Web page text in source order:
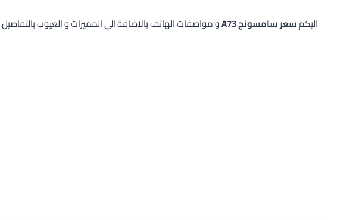
اليكمسعر سامسونج A73 و مواصفات الهاتف بالاضافة الي المميزات و العيوب بالتفاصيل.